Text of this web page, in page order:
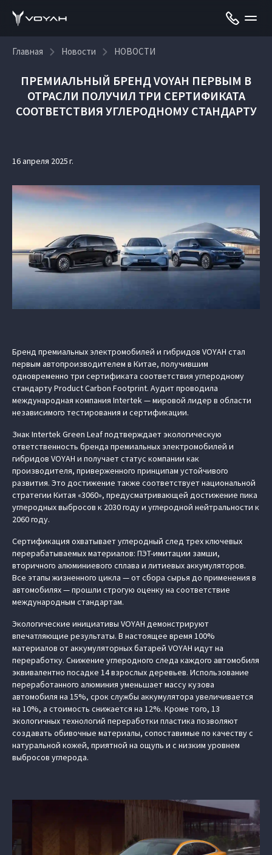
Главная Новости НОВОСТИ
ПРЕМИАЛЬНЫЙ БРЕНД VOYAH ПЕРВЫМ В
ОТРАСЛИ ПОЛУЧИЛ ТРИ СЕРТИФИКАТА
СООТВЕТСТВИЯ УГЛЕРОДНОМУ СТАНДАРТУ
16 апреля 2025 г.
Бренд премиальных электромобилей и гибридов VOYAH стал
первым автопроизводителем в Китае, получившим
одновременно три сертификата соответствия углеродному
стандарту Product Carbon Footprint. Аудит проводила
международная компания Intertek — мировой лидер в области
независимого тестирования и сертификации.
Знак Intertek Green Leaf подтверждает экологическую
ответственность бренда премиальных электромобилей и
гибридов VOYAH и получает статус компании как
производителя, приверженного принципам устойчивого
развития. Это достижение также соответствует национальной
стратегии Китая «3060», предусматривающей достижение пика
углеродных выбросов к 2030 году и углеродной нейтральности к
2060 году.
Сертификация охватывает углеродный след трех ключевых
перерабатываемых материалов: ПЭТ-имитации замши,
вторичного алюминиевого сплава и литиевых аккумуляторов.
Все этапы жизненного цикла — от сбора сырья до применения в
автомобилях — прошли строгую оценку на соответствие
международным стандартам.
Экологические инициативы VOYAH демонстрируют
впечатляющие результаты. В настоящее время 100%
материалов от аккумуляторных батарей VOYAH идут на
переработку. Снижение углеродного следа каждого автомобиля
эквивалентно посадке 14 взрослых деревьев. Использование
переработанного алюминия уменьшает массу кузова
автомобиля на 15%, срок службы аккумулятора увеличивается
на 10%, а стоимость снижается на 12%. Кроме того, 13
экологичных технологий переработки пластика позволяют
создавать обивочные материалы, сопоставимые по качеству с
натуральной кожей, приятной на ощупь и с низким уровнем
выбросов углерода.